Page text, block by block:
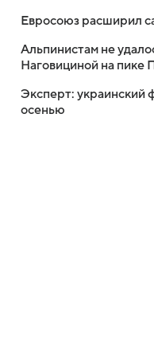
Евросоюз расширил
Альпинистам не
Наговициной на пике
Эксперт: украинский
осенью